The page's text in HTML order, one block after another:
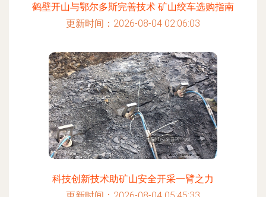
鹤壁开山与鄂尔多斯完善技术 矿山绞车选购指南
更新时间：2026-08-04 02:06:03
科技创新技术助矿山安全开采一臂之力